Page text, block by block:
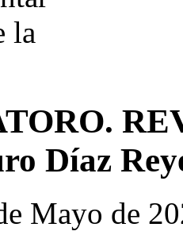
Díaz
Mayo de